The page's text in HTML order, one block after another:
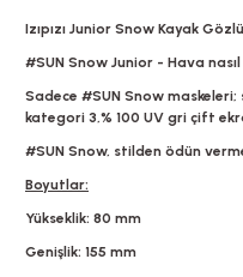
Izıpızı Junior Snow Kayak
#SUN Snow Junior - Hava
Sadece #SUN Snow
kategori 3,% 100 UV gri çift
#SUN Snow, stilden ödün
Boyutlar:
Yükseklik: 80 mm
Genişlik: 155 mm